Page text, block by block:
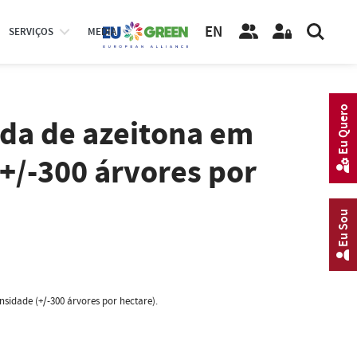
SERVIÇOS MEDIA EN
de azeitona em
300 árvores por
(+/-300 árvores por hectare).
Eu Sou
Eu Quero